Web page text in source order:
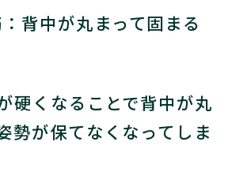
：背中が丸まって固まる
硬くなることで背中が丸
勢が保てなくなってしま